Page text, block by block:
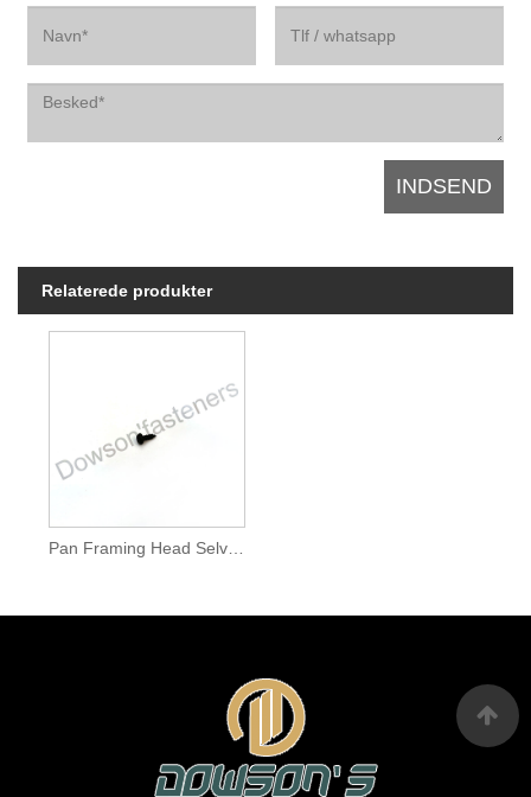
Relaterede produkter
Pan Framing Head Selvskærende Skrue Sort Fosfat